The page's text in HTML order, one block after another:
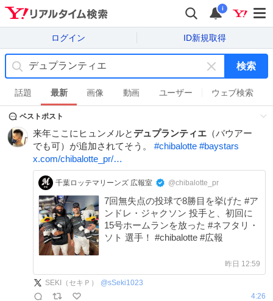
i
ログイン ID新規取得
キ
ー
ワ
ド
を
す
検索
話題 最新 画像 動画 ユーザー ウェブ検索
ベストポスト
来年ここにヒュンメルとデュプランティエ （バウアー
でも可）が追加されてそう。 #chibalotte #baystars
x.com/chibalotte_pr/…
千葉ロッテマリーンズ 広報室 @chibalotte_pr
7回無失点の投球で8勝目を挙げた #ア
ンドレ・ジャクソン 投手と、初回に
15号ホームランを放った #ネフタリ・
ソト 選手！ #chibalotte #広報
昨日 12:59
SEKI（セキＰ） @sSeki1023
4:26